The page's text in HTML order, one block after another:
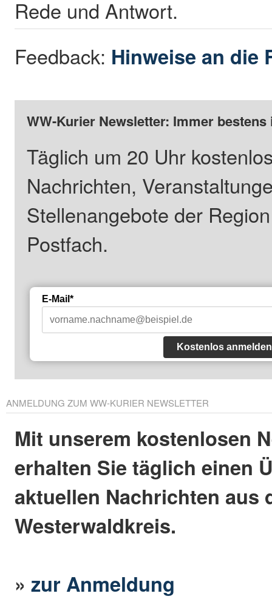
Rede und Antwort.
Feedback: Hinweise an die
WW-Kurier Newsletter: Immer
Täglich um 20 Uhr
Nachrichten,
Stellenangebote der
Postfach.
E-Mail*
Kostenlos anmelden
ANMELDUNG ZUM WW-KURIER NEWSLETTER
Mit unserem kostenlosen
erhalten Sie täglich einen
aktuellen Nachrichten aus
Westerwaldkreis.
»zur Anmeldung